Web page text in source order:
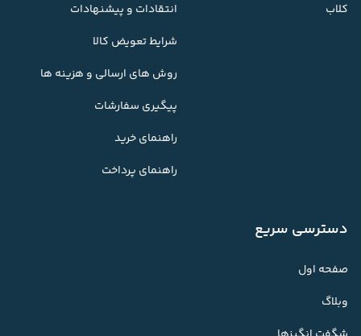
کلاب
انتقادات و پیشنهادات
شرایط تعویض کالا
روش های ارسالی و هزینه ها
پیگیری سفارشات
راهنمای خرید
راهنمای پرداخت
دسترسی سریع
صفحه اول
وبلاگ